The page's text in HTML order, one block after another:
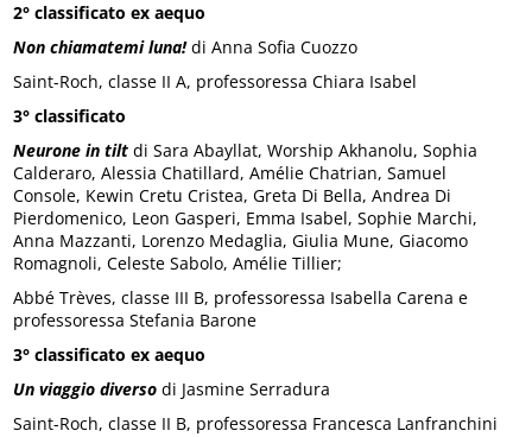
2° classificato ex aequo
Non chiamatemi luna!di Anna Sofia Cuozzo
Saint-Roch, classe II A, professoressa Chiara Isabel
3° classificato
Neurone in tilt di Sara Abayllat, Worship Akhanolu, Sophia
Calderaro, Alessia Chatillard, Amélie Chatrian, Samuel
Console, Kewin Cretu Cristea, Greta Di Bella, Andrea Di
Pierdomenico, Leon Gasperi, Emma Isabel, Sophie Marchi,
Anna Mazzanti, Lorenzo Medaglia, Giulia Mune, Giacomo
Romagnoli, Celeste Sabolo, Amélie Tillier;
Abbé Trèves, classe III B, professoressa Isabella Carena e
professoressa Stefania Barone
3° classificato ex aequo
Un viaggio diverso di Jasmine Serradura
Saint-Roch, classe II B, professoressa Francesca Lanfranchini